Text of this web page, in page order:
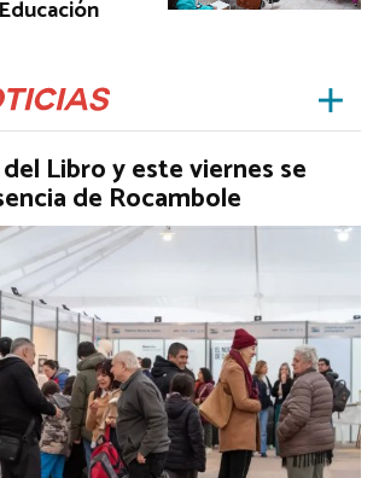
Libro y este viernes se
de Rocambole